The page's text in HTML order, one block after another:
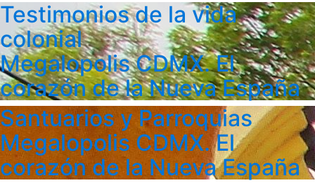
Testimonios de la vida
colonial
Megalopolis CDMX. El
corazón de la Nueva España
Santuarios y Parroquias
Megalopolis CDMX. El
corazón de la Nueva España